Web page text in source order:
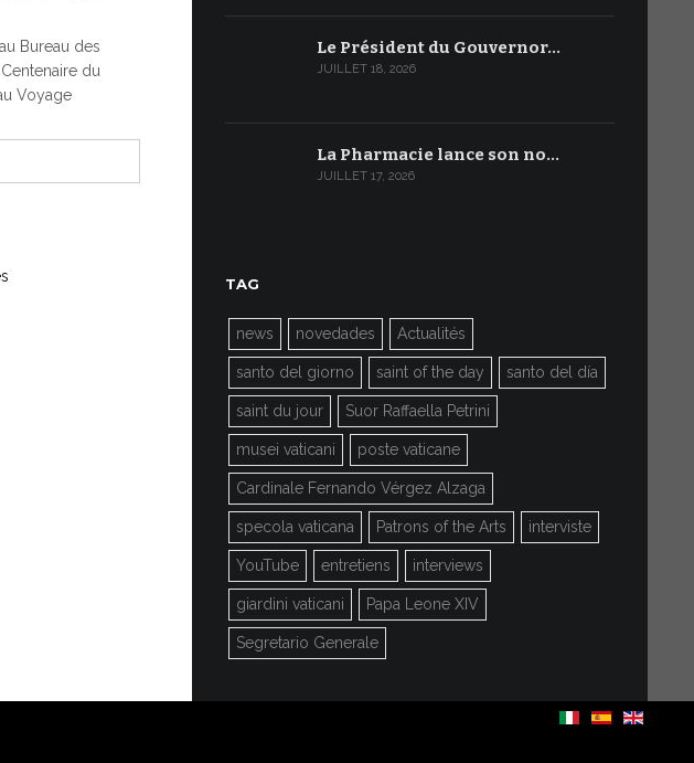
Bureau des
du
Voyage
Le Président du Gouvernor…
JUILLET 18, 2026
La Pharmacie lance son no…
JUILLET 17, 2026
TAG
news novedades Actualités
santo del giorno saint of the day santo del día
saint du jour Suor Raffaella Petrini
musei vaticani poste vaticane
Cardinale Fernando Vérgez Alzaga
specola vaticana Patrons of the Arts interviste
YouTube entretiens interviews
giardini vaticani Papa Leone XIV
Segretario Generale